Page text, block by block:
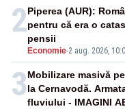
2
Economie-2 aug. 2026,
Piperea (AUR):
pentru că era o
pensii
3Mobilizare masivă
la Cernavodă.
fluviului - IMAGINI